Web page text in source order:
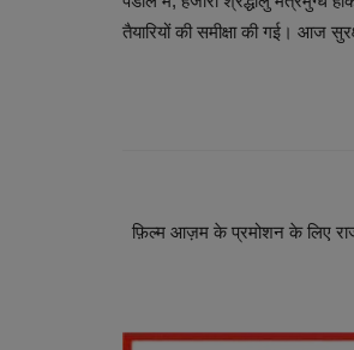
तैयारियों की समीक्षा की गई। आज
फ़िल्म आज़म के प्रमोशन के लिए